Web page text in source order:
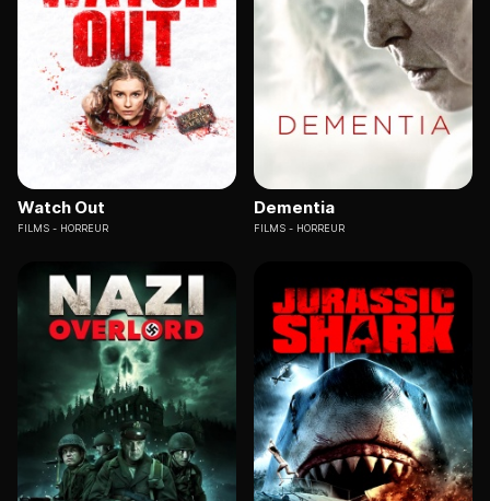
Watch Out
FILMS HORREUR
Dementia
FILMS HORREUR